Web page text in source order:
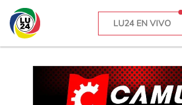
LU24 EN VIVO